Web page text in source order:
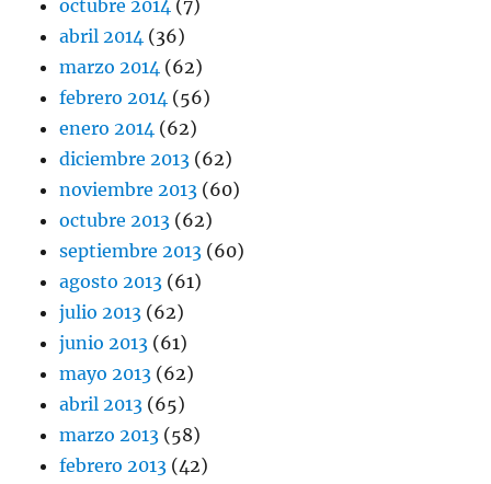
octubre 2014 (7)
abril 2014 (36)
marzo 2014 (62)
febrero 2014 (56)
enero 2014 (62)
diciembre 2013 (62)
noviembre 2013 (60)
octubre 2013 (62)
septiembre 2013 (60)
agosto 2013 (61)
julio 2013 (62)
junio 2013 (61)
mayo 2013 (62)
abril 2013 (65)
marzo 2013 (58)
febrero 2013 (42)